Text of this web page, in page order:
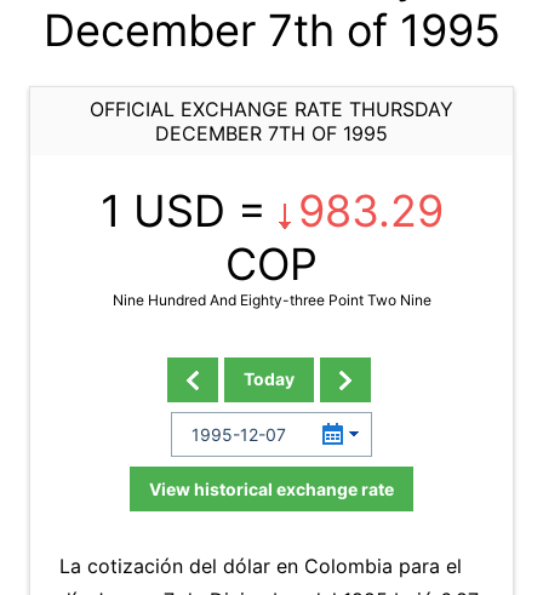
December 7th of 1995
OFFICIAL EXCHANGE RATE THURSDAY
DECEMBER 7TH OF 1995
1 USD =
983.29
COP
Nine Hundred And Eighty-three Point Two Nine
Today
View historical exchange rate
La cotización del dólar en Colombia para el